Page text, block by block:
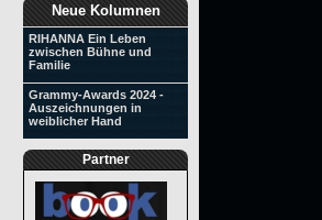
Neue Kolumnen
RIHANNA Ein Leben
zwischen Bühne und
Familie
Grammy-Awards 2024 -
Auszeichnungen in
weiblicher Hand
Partner